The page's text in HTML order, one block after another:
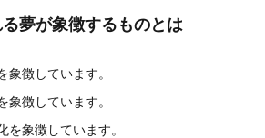
夢が象徴するものとは
象徴しています。
象徴しています。
を象徴しています。